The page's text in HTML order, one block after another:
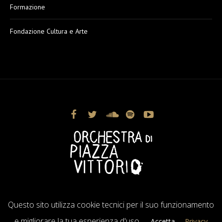
Formazione
Fondazione Cultura e Arte
Privacy Policy
Questo sito utilizza cookie tecnici per il suo funzionamento